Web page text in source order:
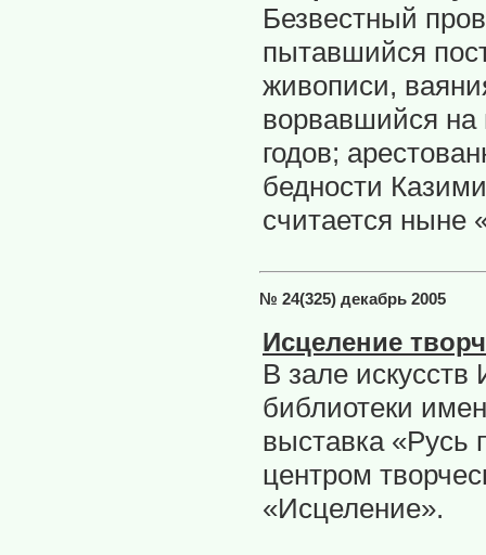
Безвестный
пытавшийся
живописи,
ворвавшийся на
годов;
бедности
считается ныне
№ 24(325) декабрь 2005
Исцеление
В зале искусств
библиотеки
выставка «Русь
центром
«Исцеление».